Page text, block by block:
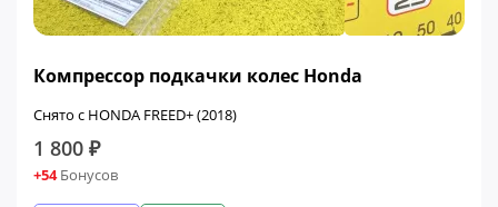
Компрессор подкачки колес Honda
Снято с HONDA FREED+ (2018)
1 800 ₽
+54Бонусов